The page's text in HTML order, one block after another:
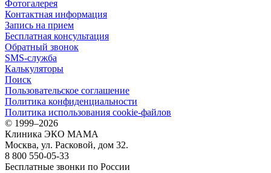
Фотогалерея
Контактная информация
Запись на прием
Бесплатная консультация
Обратный звонок
SMS-служба
Калькуляторы
Поиск
Пользовательское соглашение
Политика конфиденциальности
Политика использования cookie-файлов
© 1999–2026
Клиника ЭКО МАМА
Москва, ул. Расковой, дом 32.
8 800 550-05-33
Бесплатные звонки по России